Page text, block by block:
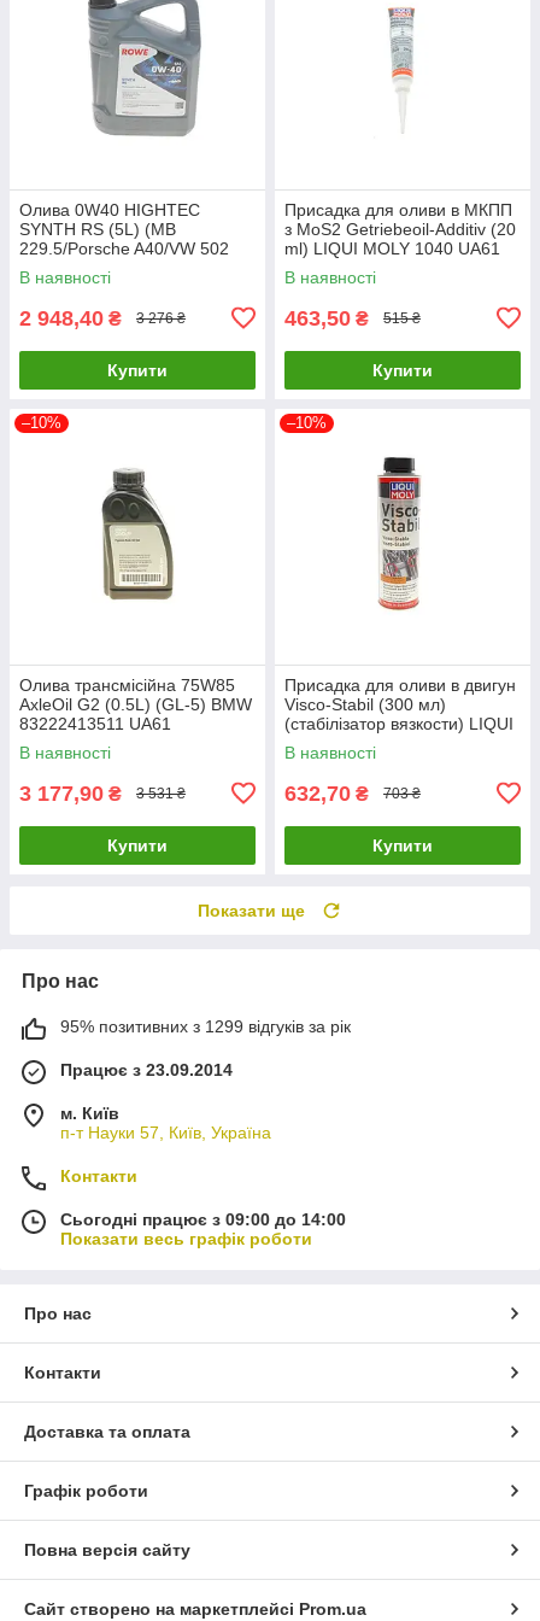
Олива 0W40 HIGHTEC
SYNTH RS (5L) (MB
229.5/Porsche A40/VW 502
00/505 00) (ACEA A3/B4) (API
20020-0050-99 UA61
В наявності
2 948,40 ₴ 3 276 ₴
Купити
Присадка для оливи в МКПП
з MoS2 Getriebeoil-Additiv (20
ml) LIQUI MOLY 1040 UA61
В наявності
463,50 ₴ 515 ₴
Купити
–10%
Олива трансмісійна 75W85
AxleOil G2 (0.5L) (GL-5) BMW
83222413511 UA61
В наявності
3 177,90 ₴ 3 531 ₴
Купити
–10%
Присадка для оливи в двигун
Visco-Stabil (300 мл)
(cтабілізатор вязкости) LIQUI
MOLY 1017 UA61
В наявності
632,70 ₴ 703 ₴
Купити
Показати ще
Про нас
95% позитивних з 1299 відгуків за рік
Працює з 23.09.2014
м. Київ
п-т Науки 57, Київ, Україна
Контакти
Сьогодні працює з 09:00 до 14:00
Показати весь графік роботи
Про нас
Контакти
Доставка та оплата
Графік роботи
Повна версія сайту
Сайт створено на маркетплейсі Prom.ua